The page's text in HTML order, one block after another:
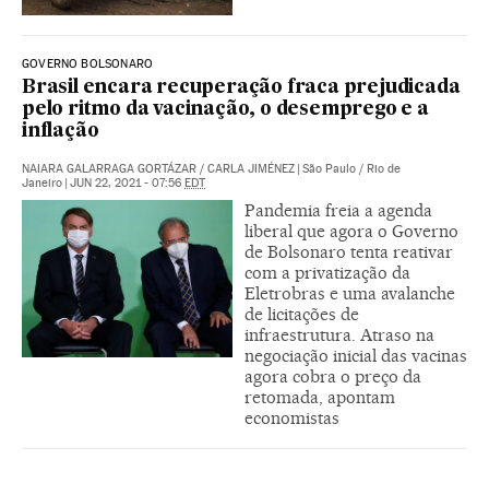
GOVERNO BOLSONARO
Brasil encara recuperação fraca prejudicada
pelo ritmo da vacinação, o desemprego e a
inflação
NAIARA GALARRAGA GORTÁZAR / CARLA JIMÉNEZ | São Paulo / Rio de
Janeiro | JUN 22, 2021 - 07:56 EDT
Pandemia freia a agenda
liberal que agora o Governo
de Bolsonaro tenta reativar
com a privatização da
Eletrobras e uma avalanche
de licitações de
infraestrutura. Atraso na
negociação inicial das vacinas
agora cobra o preço da
retomada, apontam
economistas